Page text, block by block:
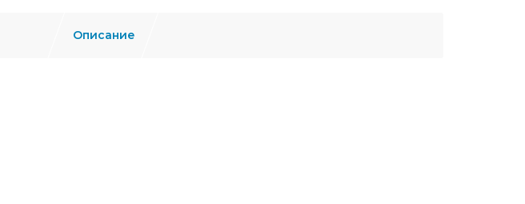
Описание